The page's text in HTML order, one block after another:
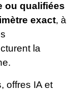
ou qualifiées
exact, à
la
offres IA et